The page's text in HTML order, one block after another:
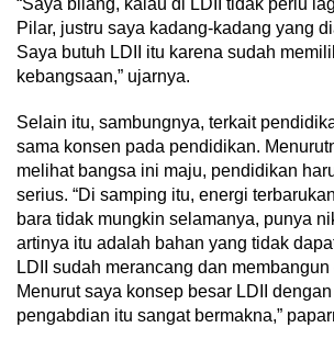
Pilar, justru saya kadang-kadang yang
Saya butuh LDII itu karena sudah
kebangsaan,” ujarnya.
Selain itu, sambungnya, terkait
sama konsen pada pendidikan.
melihat bangsa ini maju, pendidikan
serius. “Di samping itu, energi
bara tidak mungkin selamanya, punya
artinya itu adalah bahan yang tidak
LDII sudah merancang dan
Menurut saya konsep besar LDII
pengabdian itu sangat bermakna,”